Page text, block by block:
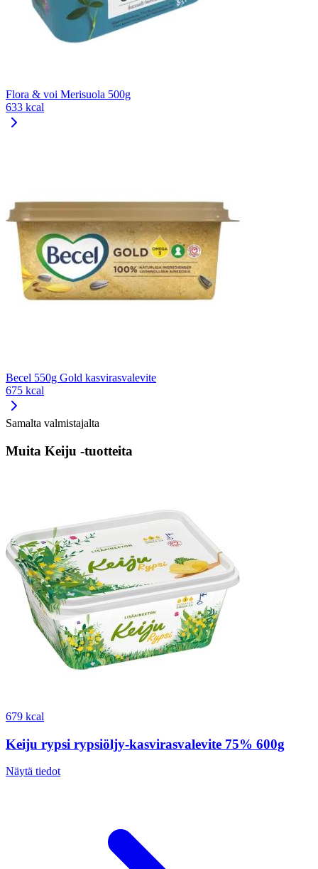
Flora & voi Merisuola 500g
633 kcal
Becel 550g Gold kasvirasvalevite
675 kcal
Samalta valmistajalta
Muita Keiju -tuotteita
679 kcal
Keiju rypsi rypsiöljy-kasvirasvalevite 75% 600g
Näytä tiedot